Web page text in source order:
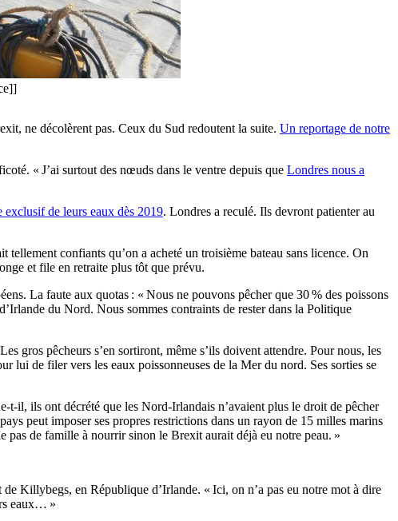
ne décolèrent pas. Ceux du Sud redoutent la suite. Un reportage de notre
« J’ai surtout des nœuds dans le ventre depuis que Londres nous a
exclusif de leurs eaux dès 2019. Londres a reculé. Ils devront patienter au
confiants qu’on a acheté un troisième bateau sans licence. On
et file en retraite plus tôt que prévu.
La faute aux quotas : « Nous ne pouvons pêcher que 30 % des poissons
du Nord. Nous sommes contraints de rester dans la Politique
gros pêcheurs s’en sortiront, même s’ils doivent attendre. Pour nous, les
lui de filer vers les eaux poissonneuses de la Mer du nord. Ses sorties se
il, ils ont décrété que les Nord-Irlandais n’avaient plus le droit de pêcher
peut imposer ses propres restrictions dans un rayon de 15 milles marins
de famille à nourrir sinon le Brexit aurait déjà eu notre peau. »
Killybegs, en République d’Irlande. « Ici, on n’a pas eu notre mot à dire
eaux… »